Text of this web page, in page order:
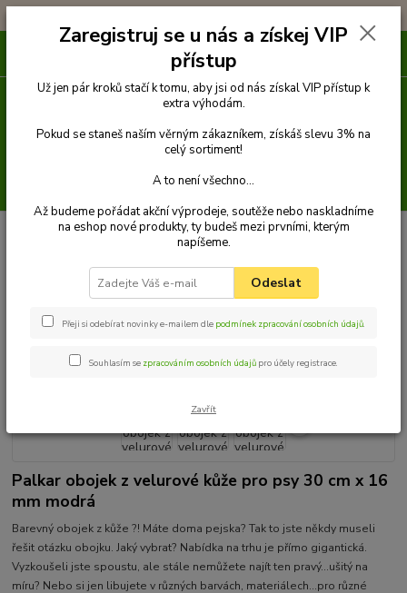
Venčení Obojky Obojky z velurové kůže
Obojek z velurové
Palkar obojek z velurové kůže pro psy 30 cm x 16 mm modrá
Palkar obojek z velurové kůže pro
psy 30 cm x 16 mm modrá
Palkar obojek z velurové kůže pro psy 30 cm x 16
mm modrá
Barevný obojek z kůže ?! Máte doma pejska? Tak to jste někdy museli
řešit otázku obojku. Jaký vybrat? Nabídka na trhu je přímo gigantická.
Vyzkoušeli jste spoustu, ale stále nemůžete najít ten pravý...ušitý na
míru? Nebo si jen libujete v různých barvách, materiálech...pro různé
Zaregistruj se u nás a získej VIP
přístup
Už jen pár kroků stačí k tomu, aby jsi od nás získal VIP přístup k
extra výhodám.
Pokud se staneš naším věrným zákazníkem, získáš slevu 3% na
celý sortiment!
A to není všechno...
Až budeme pořádat akční výprodeje, soutěže nebo naskladníme
na eshop nové produkty, ty budeš mezi prvními, kterým
napíšeme.
Odeslat
Přeji si odebírat novinky e-mailem dle podmínek zpracování osobních údajů.
Souhlasím se zpracováním osobních údajů pro účely registrace.
Zavřít